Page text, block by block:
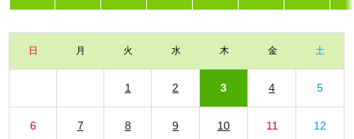
日 月 火 水 木 金 土
1 2 3 4 5
6 7 8 9 10 11 12